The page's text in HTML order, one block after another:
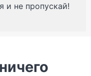
и не пропускай!